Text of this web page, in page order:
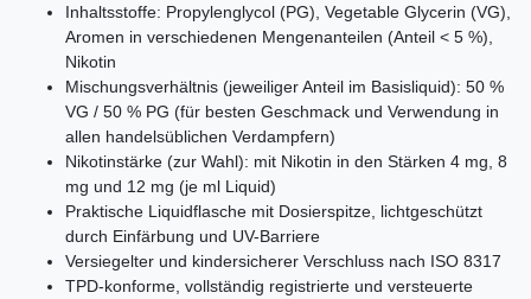
Inhaltsstoffe: Propylenglycol (PG), Vegetable Glycerin (VG),
Aromen in verschiedenen Mengenanteilen (Anteil < 5 %),
Nikotin
Mischungsverhältnis (jeweiliger Anteil im Basisliquid): 50 %
VG / 50 % PG (für besten Geschmack und Verwendung in
allen handelsüblichen Verdampfern)
Nikotinstärke (zur Wahl): mit Nikotin in den Stärken 4 mg, 8
mg und 12 mg (je ml Liquid)
Praktische Liquidflasche mit Dosierspitze, lichtgeschützt
durch Einfärbung und UV-Barriere
Versiegelter und kindersicherer Verschluss nach ISO 8317
TPD-konforme, vollständig registrierte und versteuerte